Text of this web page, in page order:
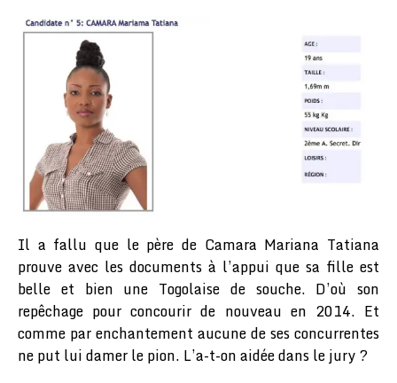
Il a fallu que le père de Camara Mariana Tatiana
prouve avec les documents à l’appui que sa fille est
belle et bien une Togolaise de souche. D’où son
repêchage pour concourir de nouveau en 2014. Et
comme par enchantement aucune de ses concurrentes
ne put lui damer le pion. L’a-t-on aidée dans le jury ?